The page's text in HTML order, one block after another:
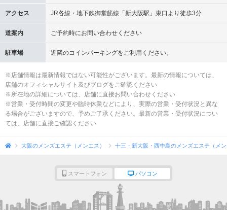
アクセス JR各線・地下鉄御堂筋線「新大阪駅」東口より徒歩3分
道案内 ご予約時にお問い合わせください
駐車場 近隣のコインパーキングをご利用ください。
※店舗情報は最新情報ではない可能性がございます。最新の情報については、
店舗のオフィシャルサイト及びブログをご確認ください
※所在地の詳細については、店舗に直接お問い合わせください
※営業・受付時間の変更や臨時休業などにより、実際の営業・受付状況と異な
る場合がございますので、予めご了承ください。最新の営業・受付状況につい
ては、店舗に直接ご確認ください
大阪のメンズエステ（メンエス） 十三・新大阪・西中島のメンズエステ（メ
スマートフォン パソコン